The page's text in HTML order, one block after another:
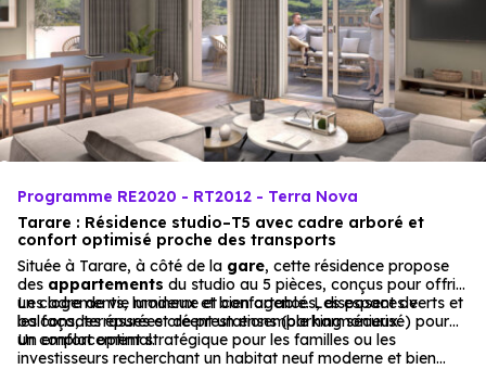
Programme RE2020 - RT2012 - Terra Nova
Tarare : Résidence studio–T5 avec cadre arboré et
confort optimisé proche des transports
Située à Tarare, à côté de la gare, cette résidence propose
des appartements du studio au 5 pièces, conçus pour offrir
un cadre de vie moderne et confortable. Les espaces verts et
les façades épurées créent un ensemble harmonieux.
Les logements, lumineux et bien agencés, disposent de
balcons, terrasses et de prestations (parking sécurisé) pour
un confort optimal.
Un emplacement stratégique pour les familles ou les
investisseurs recherchant un habitat neuf moderne et bien